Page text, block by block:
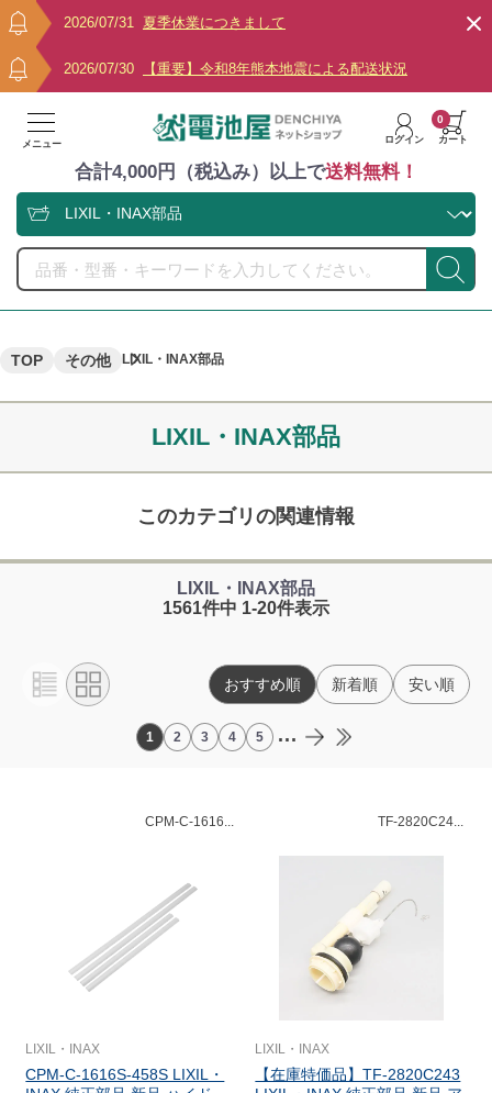
2026/07/31 夏季休業につきまして
2026/07/30 【重要】令和8年熊本地震による配送状況
メニュー ログイン カート
0
合計4,000円（税込み）以上で送料無料！
TOP その他 LIXIL・INAX部品
LIXIL・INAX部品
このカテゴリの関連情報
LIXIL・INAX部品
1561件中 1-20件表示
1 2 3 4 5 ...
おすすめ順 新着順 安い順
CPM-C-1616...
LIXIL・INAX
CPM-C-1616S-458S LIXIL・
TF-2820C24...
LIXIL・INAX
【在庫特価品】TF-2820C243